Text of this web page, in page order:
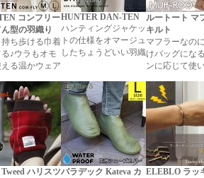
コンフリー
型の羽織り
持ち歩ける巾着
♪ウラもオモ
る温かウェア
HUNTER DAN-TEN
ハンティングジャケッ
トの仕様をオマージュ
したちょうどいい羽織
ルートート マ
キルト
マフラーなの
けバッグにな
ンに応じて使
ハリスツパラデック Kateva カ ELEBLO ラッ